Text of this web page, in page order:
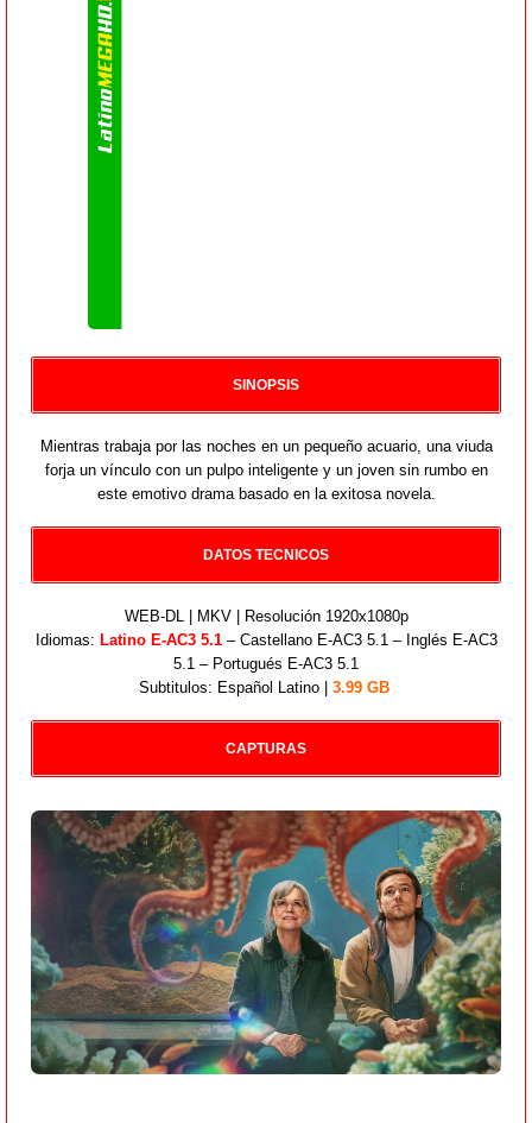
SINOPSIS
Mientras trabaja por las noches en un pequeño acuario, una viuda
forja un vínculo con un pulpo inteligente y un joven sin rumbo en
este emotivo drama basado en la exitosa novela.
DATOS TECNICOS
WEB-DL | MKV | Resolución 1920x1080p
Idiomas: Latino E-AC3 5.1– Castellano E-AC3 5.1 – Inglés E-AC3
5.1 – Portugués E-AC3 5.1
Subtitulos: Español Latino | 3.99 GB
CAPTURAS